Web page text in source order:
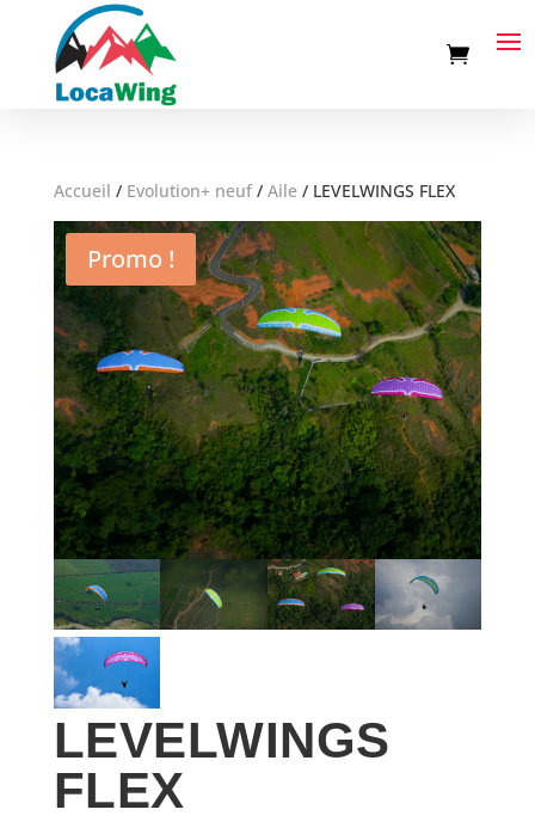
Accueil / Evolution+ neuf/ Aile/ LEVELWINGS FLEX
Promo !
LEVELWINGS
FLEX